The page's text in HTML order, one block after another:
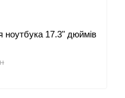
ноутбука 17.3" дюймів